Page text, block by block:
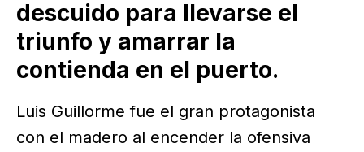
descuido para llevarse el
triunfo y amarrar la
contienda en el puerto.
Luis Guillorme fue el gran protagonista
con el madero al encender la ofensiva